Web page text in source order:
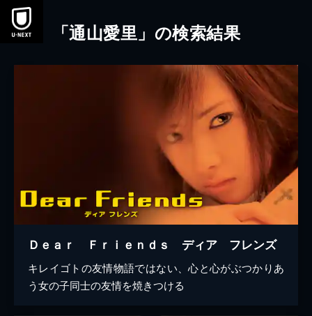
本文へスキップ
「通山愛里」の検索結果
Ｄｅａｒ Ｆｒｉｅｎｄｓ ディア フレンズ
キレイゴトの友情物語ではない、心と心がぶつかりあ
う女の子同士の友情を焼きつける